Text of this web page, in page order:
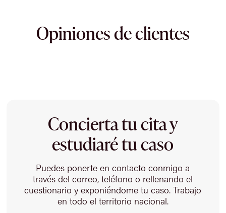
Opiniones de clientes
Concierta tu cita y
estudiaré tu caso
Puedes ponerte en contacto conmigo a
través del correo, teléfono o rellenando el
cuestionario y exponiéndome tu caso. Trabajo
en todo el territorio nacional.